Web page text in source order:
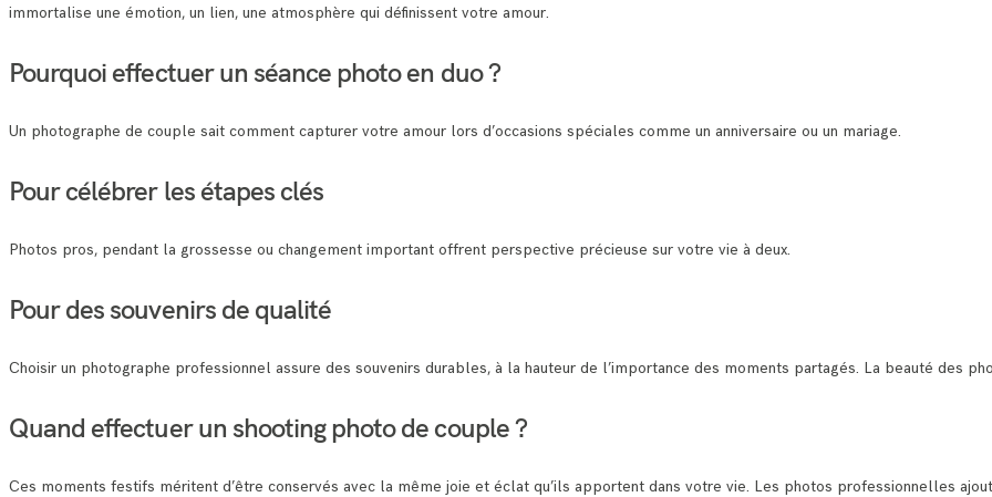
immortalise une émotion, un lien, une atmosphère qui définissent votre amour.
Pourquoi effectuer un séance photo en duo ?
Un photographe de couple sait comment capturer votre amour lors d’occasions spéciales comme un anniversaire ou un mariage.
Pour célébrer les étapes clés
Photos pros, pendant la grossesse ou changement important offrent perspective précieuse sur votre vie à deux.
Pour des souvenirs de qualité
Choisir un photographe professionnel assure des souvenirs durables, à la hauteur de l’importance des moments partagés. La beauté des
Quand effectuer un shooting photo de couple ?
Ces moments festifs méritent d’être conservés avec la même joie et éclat qu’ils apportent dans votre vie. Les photos professionnelles